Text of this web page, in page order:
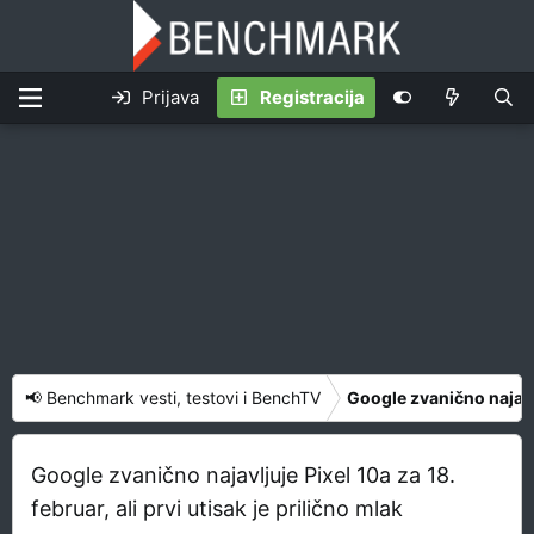
Prijava Registracija
📢 Benchmark vesti, testovi i BenchTV Google zvanično
Google zvanično najavljuje Pixel 10a za 18.
februar, ali prvi utisak je prilično mlak